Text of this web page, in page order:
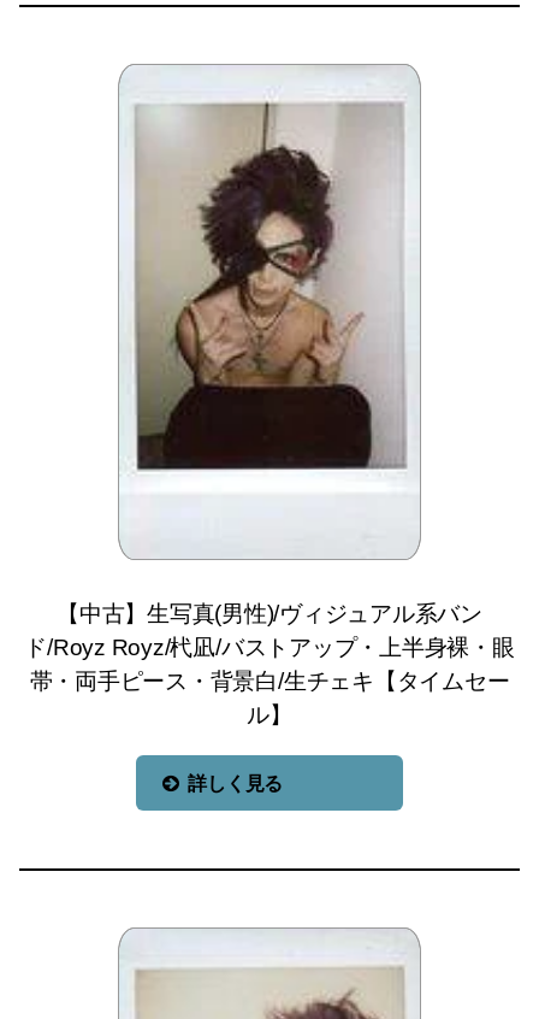
【中古】生写真(男性)/ヴィジュアル系バン
ド/Royz Royz/杙凪/バストアップ・上半身裸・眼
帯・両手ピース・背景白/生チェキ【タイムセー
ル】
詳しく見る